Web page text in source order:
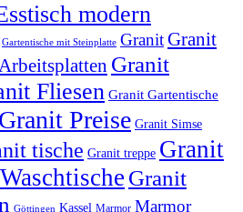
modern
Gartentische mit Steinplatte GranitGranit
Granit
Fliesen Granit Gartentische
Granit Preise Granit Simse
tische Granit treppe Granit
Granit
Göttingen Kassel Marmor Marmor